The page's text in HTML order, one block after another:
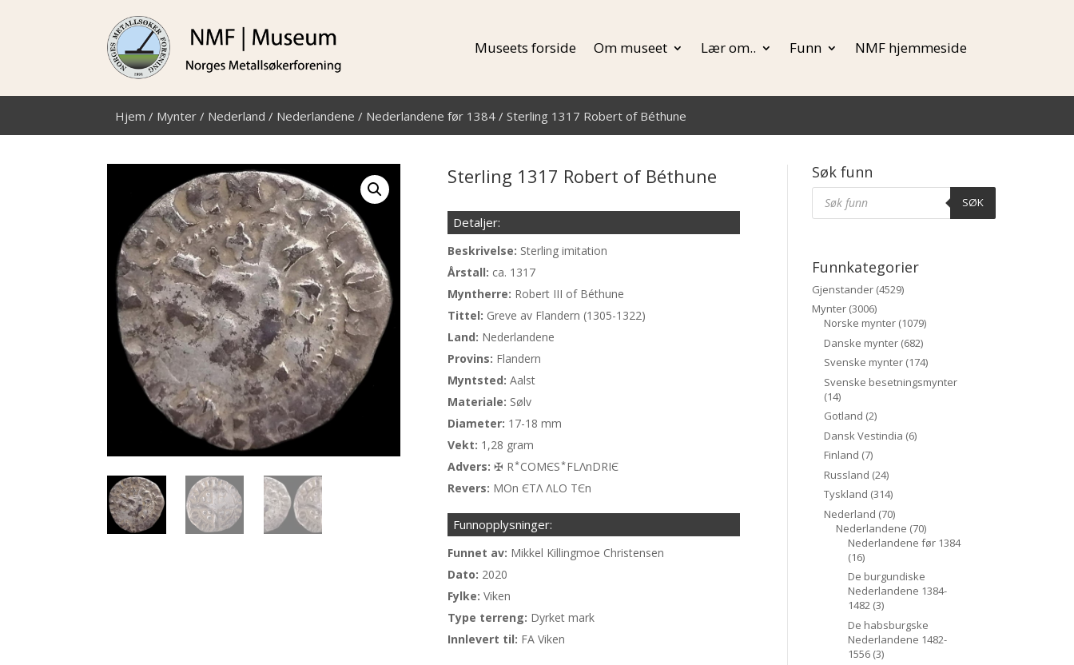
Museets forside Om museet Lær om.. Funn NMF hjemmeside
Hjem / Mynter / Nederland / Nederlandene / Nederlandene før 1384 / Sterling 1317 Robert of Béthune
Sterling 1317 Robert of Béthune
Detaljer:
Beskrivelse: Sterling imitation
Årstall: ca. 1317
Myntherre: Robert III of Béthune
Tittel: Greve av Flandern (1305-1322)
Land: Nederlandene
Provins: Flandern
Myntsted: Aalst
Materiale: Sølv
Diameter: 17-18 mm
Vekt: 1,28 gram
Advers: ✠ R ⃰ COMЄS ⃰ FLΛnDRIЄ
Revers: MOn ЄTΛ ΛLO TЄn
Funnopplysninger:
Funnet av: Mikkel Killingmoe Christensen
Dato: 2020
Fylke: Viken
Type terreng: Dyrket mark
Innlevert til: FA Viken
Søk funn
Products
Søk SØK
Funnkategorier
Gjenstander (4529)
Mynter (3006)
Norske mynter (1079)
Danske mynter (682)
Svenske mynter (174)
Svenske besetningsmynter
(14)
Gotland (2)
Dansk Vestindia (6)
Finland (7)
Russland (24)
Tyskland (314)
Nederland (70)
Nederlandene (70)
Nederlandene før 1384
(16)
De burgundiske
Nederlandene 1384-
1482 (3)
De habsburgske
Nederlandene 1482-
1556 (3)